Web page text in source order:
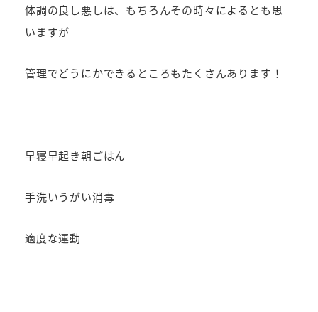
体調の良し悪しは、もちろんその時々によるとも思
いますが
管理でどうにかできるところもたくさんあります！
早寝早起き朝ごはん
手洗いうがい消毒
適度な運動